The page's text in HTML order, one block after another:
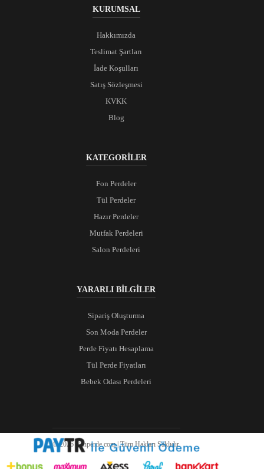
KURUMSAL
Hakkımızda
Teslimat Şartları
İade Koşulları
Satış Sözleşmesi
KVKK
Blog
KATEGORİLER
Fon Perdeler
Tül Perdeler
Hazır Perdeler
Mutfak Perdeleri
Salon Perdeleri
YARARLI BİLGİLER
Sipariş Oluşturma
Son Moda Perdeler
Perde Fiyatı Hesaplama
Tül Perde Fiyatları
Bebek Odası Perdeleri
© 2026 Ranperde.com | Tüm Hakları Saklıdır.